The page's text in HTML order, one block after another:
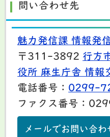
問い合わせ先
魅力発信課 情報発
〒311-3892 行方
役所 麻生庁舎 情報
電話番号： 0299-
ファクス番号：
メールでお問い合わ